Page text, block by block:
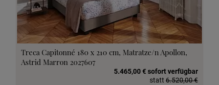
Treca Capitonné 180 x 210 cm, Matratze/n Apollon,
Astrid Marron 2027607
5.465,00 € sofort verfügbar
statt 6.520,00 €